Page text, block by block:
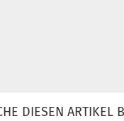
DIESEN ARTIKEL